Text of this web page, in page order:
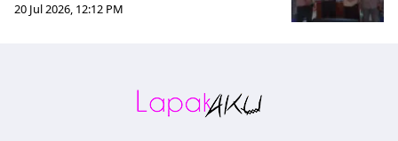
20 Jul 2026, 12:12 PM